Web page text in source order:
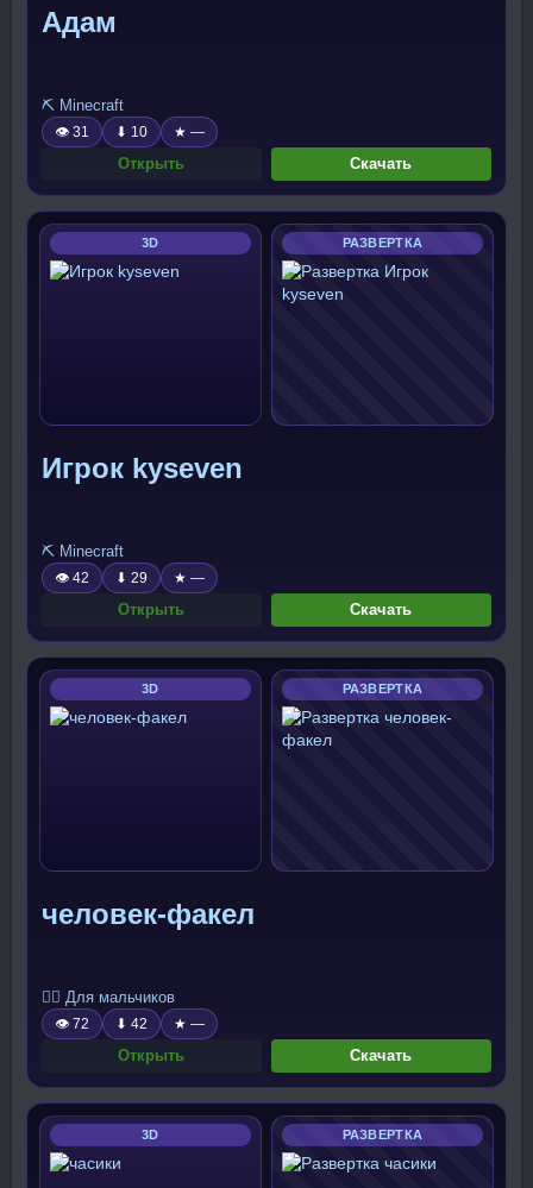
Адам
⛏️ Minecraft
👁 31 ⬇ 10 ★ —
Открыть Скачать
3D РАЗВЕРТКА
Игрок kyseven
⛏️ Minecraft
👁 42 ⬇ 29 ★ —
Открыть Скачать
3D РАЗВЕРТКА
человек-факел
🧍‍♂️ Для мальчиков
👁 72 ⬇ 42 ★ —
Открыть Скачать
3D РАЗВЕРТКА